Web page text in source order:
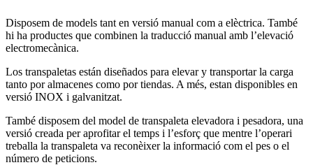
Disposem de models tant en versió manual com a elèctrica. També
hi ha productes que combinen la traducció manual amb l’elevació
electromecànica.
Los transpaletas están diseñados para elevar y transportar la carga
tanto por almacenes como por tiendas. A més, estan disponibles en
versió INOX i galvanitzat.
També disposem del model de transpaleta elevadora i pesadora, una
versió creada per aprofitar el temps i l’esforç que mentre l’operari
treballa la transpaleta va reconèixer la informació com el pes o el
número de peticions.